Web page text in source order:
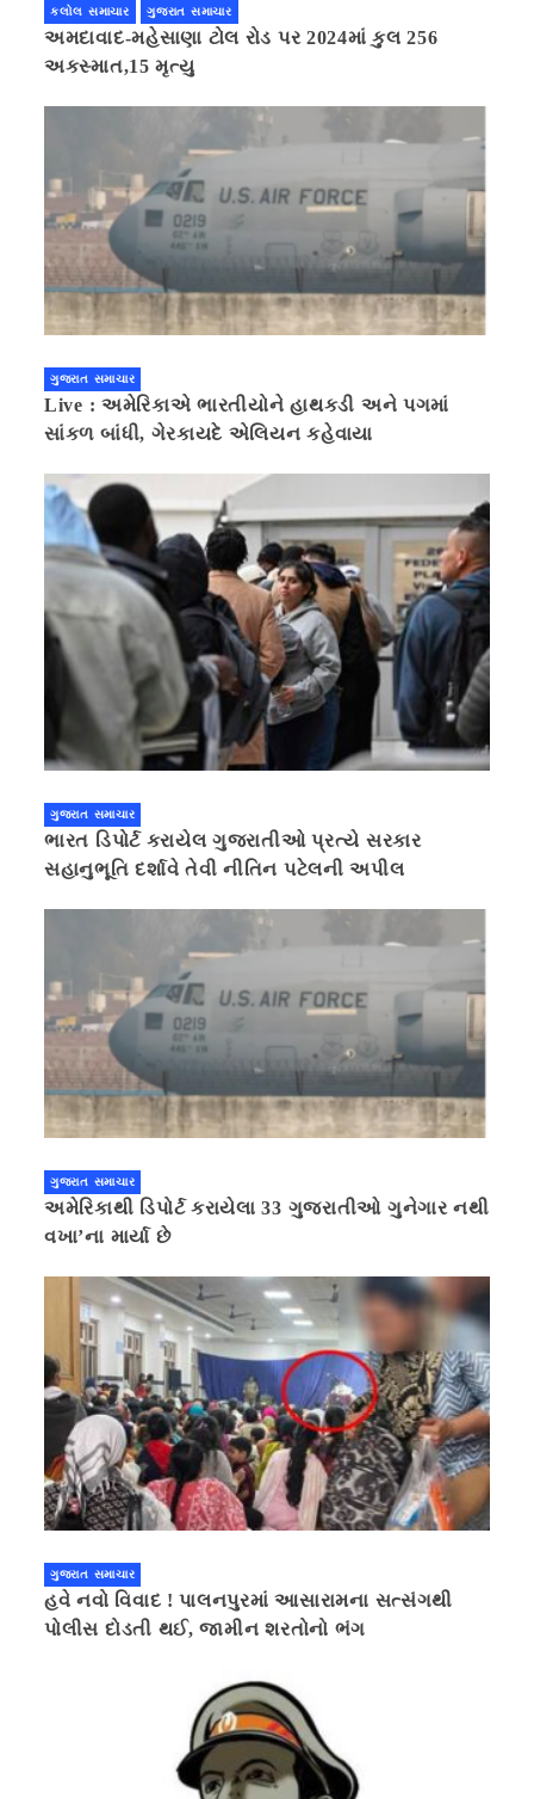
કલોલ સમાચાર ગુજરાત સમાચાર
અમદાવાદ-મહેસાણા ટોલ રોડ પર 2024માં કુલ 256
અકસ્માત,15 મૃત્યુ
ગુજરાત સમાચાર
Live : અમેરિકાએ ભારતીયોને હાથકડી અને પગમાં
સાંકળ બાંધી, ગેરકાયદે એલિયન કહેવાયા
ગુજરાત સમાચાર
ભારત ડિપોર્ટ કરાયેલ ગુજરાતીઓ પ્રત્યે સરકાર
સહાનુભૂતિ દર્શાવે તેવી નીતિન પટેલની અપીલ
ગુજરાત સમાચાર
અમેરિકાથી ડિપોર્ટ કરાયેલા 33 ગુજરાતીઓ ગુનેગાર નથી
વખા’ના માર્યા છે
ગુજરાત સમાચાર
હવે નવો વિવાદ ! પાલનપુરમાં આસારામના સત્સંગથી
પોલીસ દોડતી થઈ, જામીન શરતોનો ભંગ